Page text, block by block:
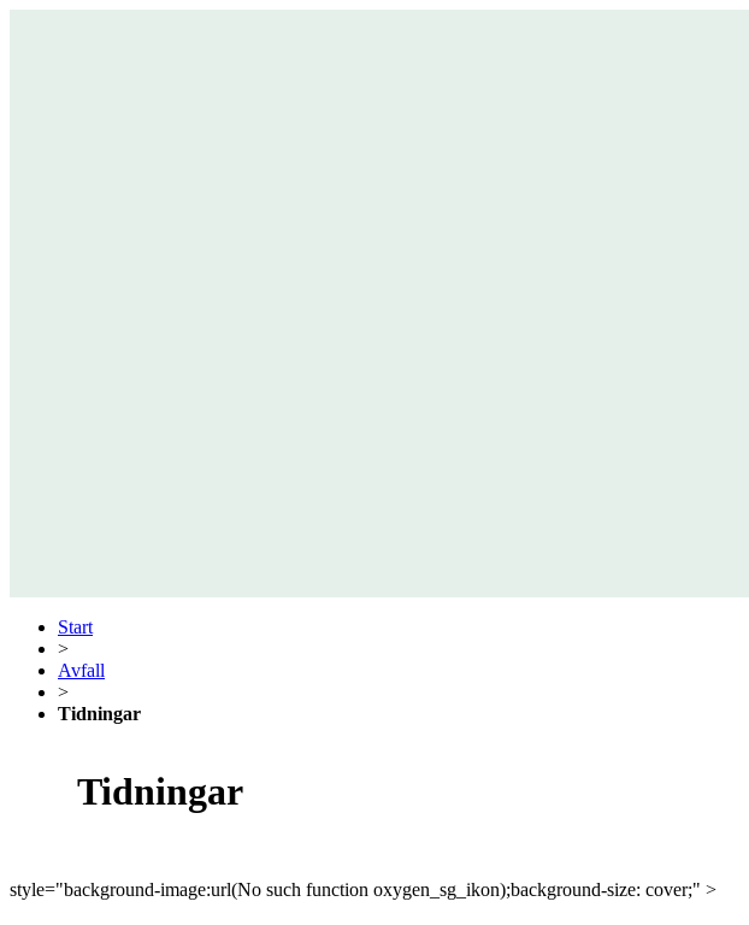
Start
>
Avfall
>
Tidningar
Tidningar
style="background-image:url(No such function oxygen_sg_ikon);background-size: cover;" >